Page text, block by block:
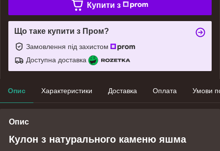
Купити з
Що таке купити з Пром?
Замовлення під захистом
Доступна доставка
Опис Характеристики Доставка Оплата Умови
Опис
Кулон з натурального каменю яшма